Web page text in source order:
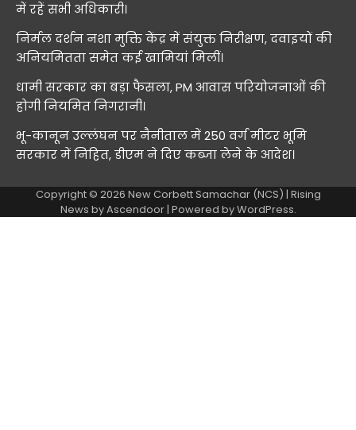
में रहें सभी अधिकारी।
निर्मल दर्शन नशा मुक्ति केंद्र में संयुक्त निरीक्षण, दवाइयों की
अनियमितता समेत कई खामियां मिलीं।
धामी सरकार का बड़ा फैसला, PM आवास परियोजनाओं की
होगी नियमित निगरानी।
भू-कानून उल्लंघन पर नैनीताल में 250 वर्ग मीटर भूमि
सरकार में निहित, डीएम ने दिए कब्जा लेने के आदेश।
Copyright © 2026 New Corbett Samachar (NCS) | Rising
News byAscendoor| Powered byWordPress.